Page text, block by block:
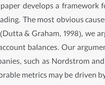
develops a
The most obvious
& Graham, 1998), we
balances. Our
such as Nordstrom
metrics may be driven